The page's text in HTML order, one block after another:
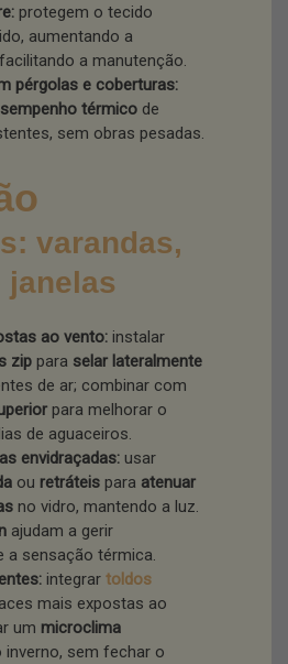
protegem o tecido
aumentando a
a manutenção.
pérgolas e coberturas:
térmico de
sem obras pesadas.
varandas,
janelas
ao vento: instalar
zip para selar lateralmente
de ar; combinar com
para melhorar o
de aguaceiros.
envidraçadas: usar
ou retráteis para atenuar
no vidro, mantendo a luz.
ajudam a gerir
a sensação térmica.
integrar toldos
mais expostas ao
um microclima
sem fechar o